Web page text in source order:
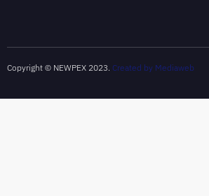
Copyright © NEWPEX 2023. Created by Mediaweb